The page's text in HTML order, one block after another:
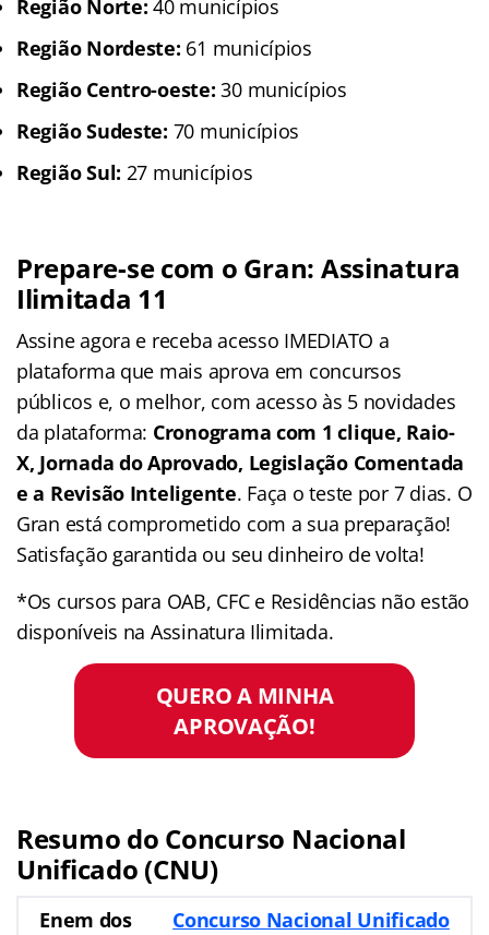
Região Norte:40 municípios
Região Nordeste: 61 municípios
Região Centro-oeste: 30 municípios
Região Sudeste: 70 municípios
Região Sul: 27 municípios
Prepare-se com o Gran: Assinatura
Ilimitada 11
Assine agora e receba acesso IMEDIATO a
plataforma que mais aprova em concursos
públicos e, o melhor, com acesso às 5 novidades
da plataforma: Cronograma com 1 clique, Raio-
X, Jornada do Aprovado, Legislação Comentada
e a Revisão Inteligente. Faça o teste por 7 dias. O
Gran está comprometido com a sua preparação!
Satisfação garantida ou seu dinheiro de volta!
*Os cursos para OAB, CFC e Residências não estão
disponíveis na Assinatura Ilimitada.
QUERO A MINHA
APROVAÇÃO!
Resumo do Concurso Nacional
Unificado (CNU)
Enem dos
Concurso Nacional Unificado